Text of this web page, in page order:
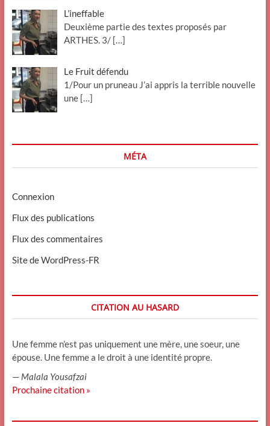
L’ineffable
Deuxième partie des textes proposés par
ARTHES. 3/ […]
Le Fruit défendu
1/Pour un pruneau J’ai appris la terrible nouvelle
une […]
MÉTA
Connexion
Flux des publications
Flux des commentaires
Site de WordPress-FR
CITATION AU HASARD
Une femme n’est pas uniquement une mère, une soeur, une
épouse. Une femme a le droit à une identité propre.
— Malala Yousafzai
Prochaine citation »